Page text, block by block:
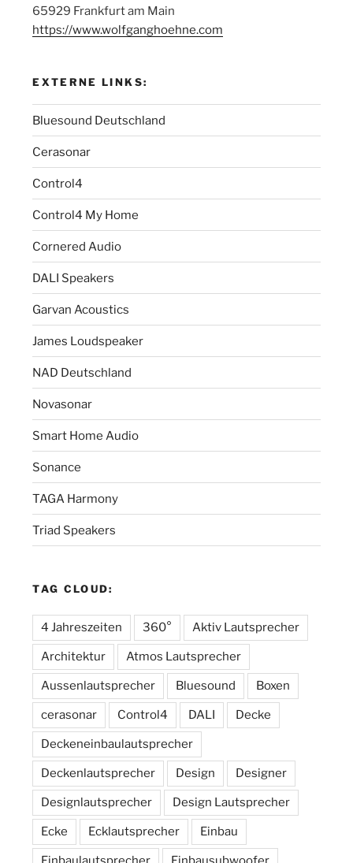
65929 Frankfurt am Main
https://www.wolfganghoehne.com
EXTERNE LINKS:
Bluesound Deutschland
Cerasonar
Control4
Control4 My Home
Cornered Audio
DALI Speakers
Garvan Acoustics
James Loudspeaker
NAD Deutschland
Novasonar
Smart Home Audio
Sonance
TAGA Harmony
Triad Speakers
TAG CLOUD:
4 Jahreszeiten 360° Aktiv Lautsprecher
Architektur Atmos Lautsprecher
Aussenlautsprecher Bluesound Boxen
cerasonar Control4 DALI Decke
Deckeneinbaulautsprecher
Deckenlautsprecher Design Designer
Designlautsprecher Design Lautsprecher
Ecke Ecklautsprecher Einbau